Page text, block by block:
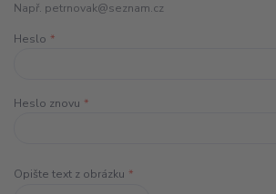
Např. petrnovak@seznam.cz
Heslo *
Heslo znovu *
Opište text z obrázku *